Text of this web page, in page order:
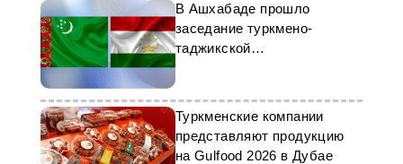
В Ашхабаде прошло
заседание туркмено-
таджикской
межправительственной
комиссии
Туркменские компании
представляют продукцию
на Gulfood 2026 в Дубае